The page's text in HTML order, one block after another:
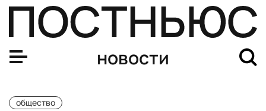
новости
общество
Больничные по уходу за ребенком в 2026 году